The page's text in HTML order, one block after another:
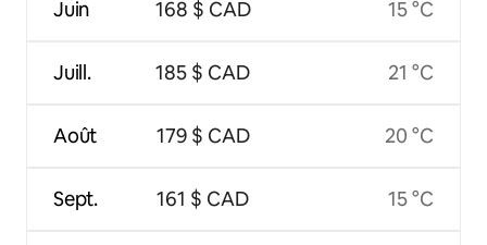
Juin
Juill.
Août
Sept.
168 $ CAD
185 $ CAD
179 $ CAD
161 $ CAD
15 °C
21 °C
20 °C
15 °C